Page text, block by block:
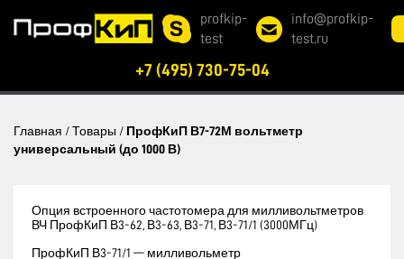
profkip-
test
info@profkip-
test.ru
+7 (495) 730-75-04
Главная / Товары / ПрофКиП В7-72М вольтметр
универсальный (до 1000 В)
Опция встроенного частотомера для милливольтметров
ВЧ ПрофКиП В3-62, В3-63, В3-71, В3-71/1 (3000МГц)
ПрофКиП В3-71/1 — милливольметр